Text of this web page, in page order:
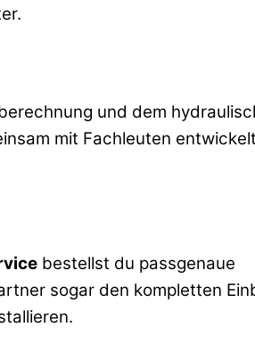
und dem
mit Fachleuten
bestellst du passgenaue
sogar den kompletten